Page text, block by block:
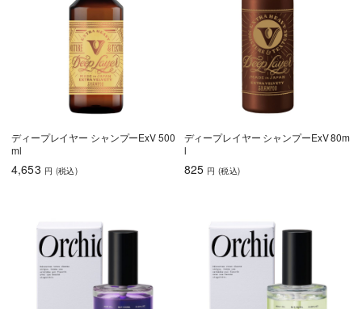
ディープレイヤー シャンプーExV 500
ml
4,653 円 (税込)
ディープレイヤー シャンプーExV 80m
l
825 円 (税込)